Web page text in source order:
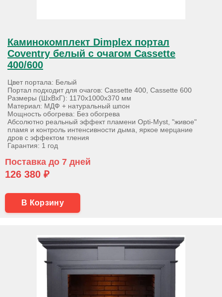
Каминокомплект Dimplex портал
Coventry белый с очагом Cassette
400/600
Цвет портала: Белый
Портал подходит для очагов: Cassette 400, Cassette 600
Размеры (ШхВхГ): 1170х1000х370 мм
Материал: МДФ + натуральный шпон
Мощность обогрева: Без обогрева
Абсолютно реальный эффект пламени Opti-Myst, "живое"
пламя и контроль интенсивности дыма, яркое мерцание
дров с эффектом тления
Гарантия: 1 год
Поставка до 7 дней
126 380 ₽
В Корзину